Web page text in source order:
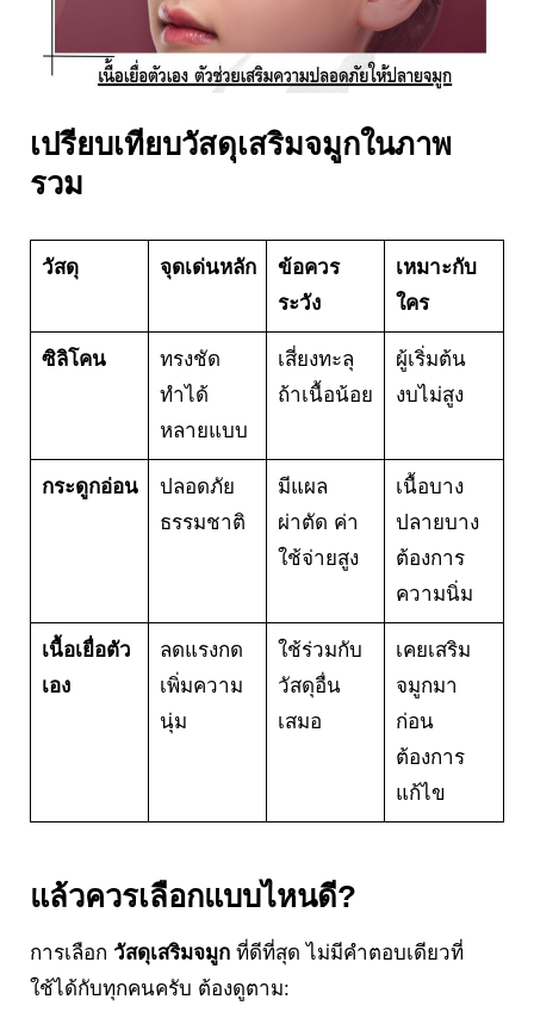
เปรียบเทียบวัสดุเสริมจมูกในภาพ
รวม
วัสดุ จุดเด่นหลัก
ข้อควร
ระวัง
เหมาะกับ
ใคร
ซิลิโคน
ทรงชัด
ทำได้
หลายแบบ
เสี่ยงทะลุ
ถ้าเนื้อน้อย
ผู้เริ่มต้น
งบไม่สูง
กระดูกอ่อน
ปลอดภัย
ธรรมชาติ
มีแผล
ผ่าตัด ค่า
ใช้จ่ายสูง
เนื้อบาง
ปลายบาง
ต้องการ
ความนิ่ม
เนื้อเยื่อตัว
เอง
ลดแรงกด
เพิ่มความ
นุ่ม
ใช้ร่วมกับ
วัสดุอื่น
เสมอ
เคยเสริม
จมูกมา
ก่อน
ต้องการ
แก้ไข
แล้วควรเลือกแบบไหนดี?
การเลือก วัสดุเสริมจมูก ที่ดีที่สุด ไม่มีคำตอบเดียวที่
ใช้ได้กับทุกคนครับ ต้องดูตาม: